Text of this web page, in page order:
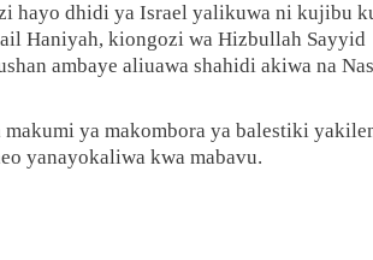
hayo dhidi ya Israel yalikuwa ni kujibu
Haniyah, kiongozi wa Hizbullah Sayyid
ambaye aliuawa shahidi akiwa na
makumi ya makombora ya balestiki
yanayokaliwa kwa mabavu.